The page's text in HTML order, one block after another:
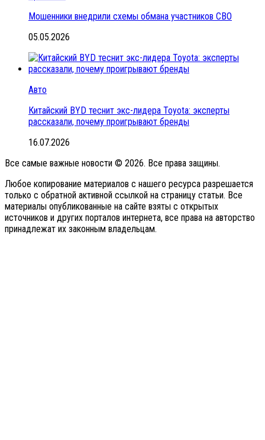
Мошенники внедрили схемы обмана участников СВО
05.05.2026
Авто
Китайский BYD теснит экс-лидера Toyota: эксперты
рассказали, почему проигрывают бренды
16.07.2026
Все самые важные новости © 2026. Все права защины.
Любое копирование материалов с нашего ресурса разрешается
только с обратной активной ссылкой на страницу статьи. Все
материалы опубликованные на сайте взяты с открытых
источников и других порталов интернета, все права на авторство
принадлежат их законным владельцам.